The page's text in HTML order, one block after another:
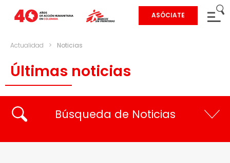
ASÓCIATE
Actualidad > Noticias
Últimas noticias
Búsqueda de Noticias